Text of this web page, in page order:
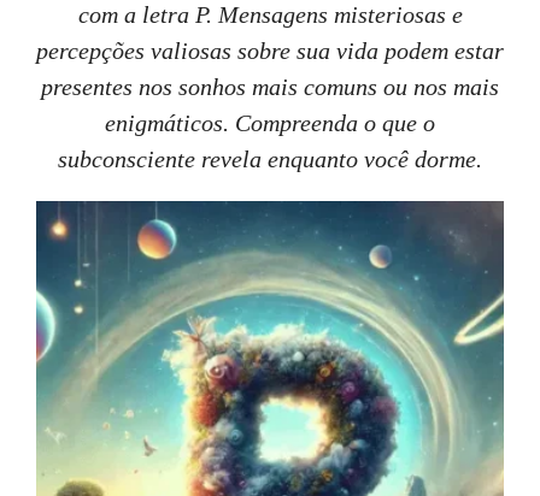
com a letra P. Mensagens misteriosas e
percepções valiosas sobre sua vida podem estar
presentes nos sonhos mais comuns ou nos mais
enigmáticos. Compreenda o que o
subconsciente revela enquanto você dorme.